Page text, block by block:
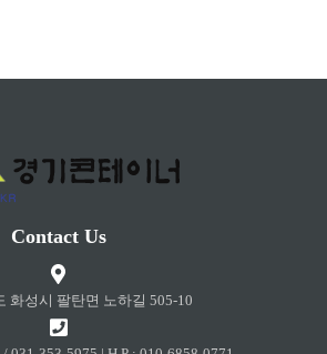
Contact Us
화성시 팔탄면 노하길 505-10